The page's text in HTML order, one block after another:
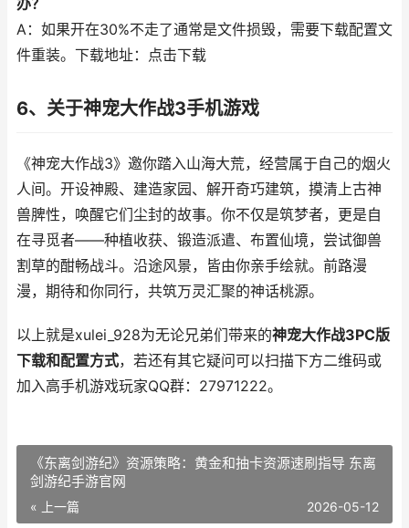
办？
A：如果开在30%不走了通常是文件损毁，需要下载配置文
件重装。下载地址：点击下载
6、关于神宠大作战3手机游戏
《神宠大作战3》邀你踏入山海大荒，经营属于自己的烟火
人间。开设神殿、建造家园、解开奇巧建筑，摸清上古神
兽脾性，唤醒它们尘封的故事。你不仅是筑梦者，更是自
在寻觅者——种植收获、锻造派遣、布置仙境，尝试御兽
割草的酣畅战斗。沿途风景，皆由你亲手绘就。前路漫
漫，期待和你同行，共筑万灵汇聚的神话桃源。
以上就是xulei_928为无论兄弟们带来的神宠大作战3PC版
下载和配置方式，若还有其它疑问可以扫描下方二维码或
加入高手机游戏玩家QQ群：27971222。
《东离剑游纪》资源策略：黄金和抽卡资源速刷指导 东离
剑游纪手游官网
« 上一篇 2026-05-12